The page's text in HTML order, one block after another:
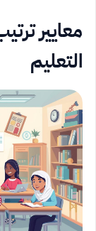
معايير
التعليم